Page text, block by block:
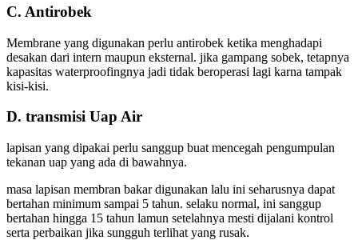
C. Antirobek
Membrane yang digunakan perlu antirobek ketika menghadapi
desakan dari intern maupun eksternal. jika gampang sobek, tetapnya
kapasitas waterproofingnya jadi tidak beroperasi lagi karna tampak
kisi-kisi.
D. transmisi Uap Air
lapisan yang dipakai perlu sanggup buat mencegah pengumpulan
tekanan uap yang ada di bawahnya.
masa lapisan membran bakar digunakan lalu ini seharusnya dapat
bertahan minimum sampai 5 tahun. selaku normal, ini sanggup
bertahan hingga 15 tahun lamun setelahnya mesti dijalani kontrol
serta perbaikan jika sungguh terlihat yang rusak.